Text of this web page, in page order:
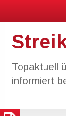
Topaktuell
informiert